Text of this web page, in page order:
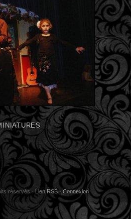
réservés ·Lien RSS · Connexion